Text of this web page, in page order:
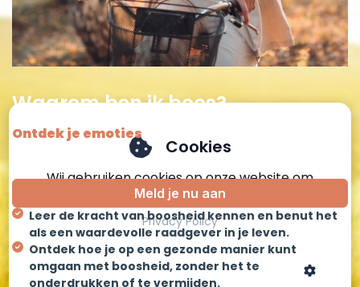
Waarom ben ik boos?
Ontdek je emoties
Meld je nu aan
Leer de kracht van boosheid kennen en benut het
als een waardevolle raadgever in je leven.
Ontdek hoe je op een gezonde manier kunt
omgaan met boosheid, zonder het te
onderdrukken of te vermijden.
Cookies
Wij gebruiken cookies op onze website om
de gebruikerservaring optimaal te houden.
Privacy Policy